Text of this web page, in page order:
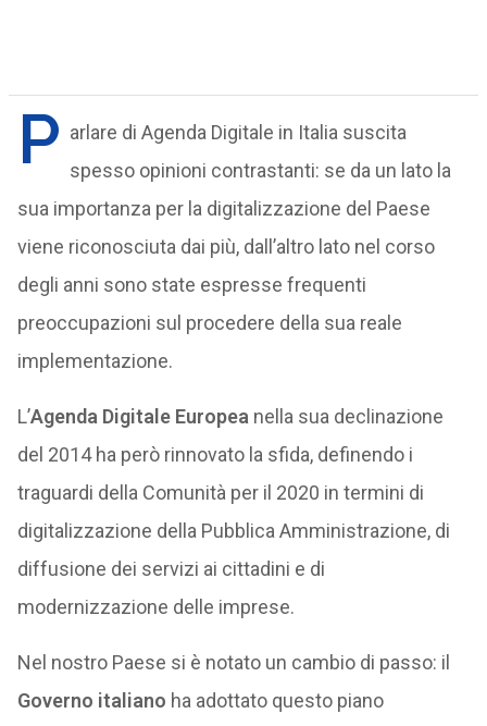
P arlare di Agenda Digitale in Italia suscita
spesso opinioni contrastanti: se da un lato la
sua importanza per la digitalizzazione del Paese
viene riconosciuta dai più, dall’altro lato nel corso
degli anni sono state espresse frequenti
preoccupazioni sul procedere della sua reale
implementazione.
L’Agenda Digitale Europea nella sua declinazione
del 2014 ha però rinnovato la sfida, definendo i
traguardi della Comunità per il 2020 in termini di
digitalizzazione della Pubblica Amministrazione, di
diffusione dei servizi ai cittadini e di
modernizzazione delle imprese.
Nel nostro Paese si è notato un cambio di passo: il
Governo italiano ha adottato questo piano